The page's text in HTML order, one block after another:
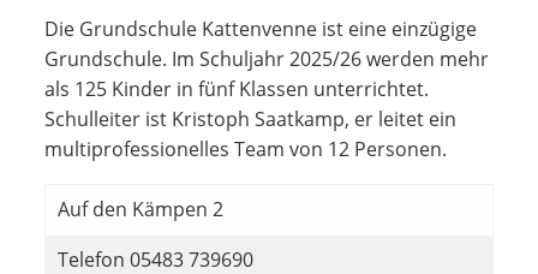
Die Grundschule Kattenvenne ist eine einzügige
Grundschule. Im Schuljahr 2025/26 werden mehr
als 125 Kinder in fünf Klassen unterrichtet.
Schulleiter ist Kristoph Saatkamp, er leitet ein
multiprofessionelles Team von 12 Personen.
Auf den Kämpen 2
Telefon 05483 739690